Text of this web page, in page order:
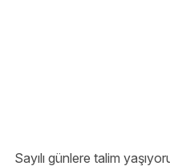
Sayılı günlere talim